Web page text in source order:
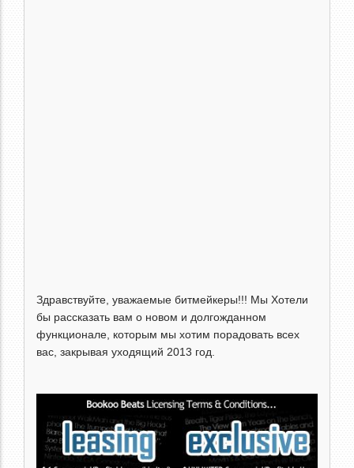
Здравствуйте, уважаемые битмейкеры!!! Мы Хотели
бы рассказать вам о новом и долгожданном
функционале, которым мы хотим порадовать всех
вас, закрывая уходящий 2013 год.